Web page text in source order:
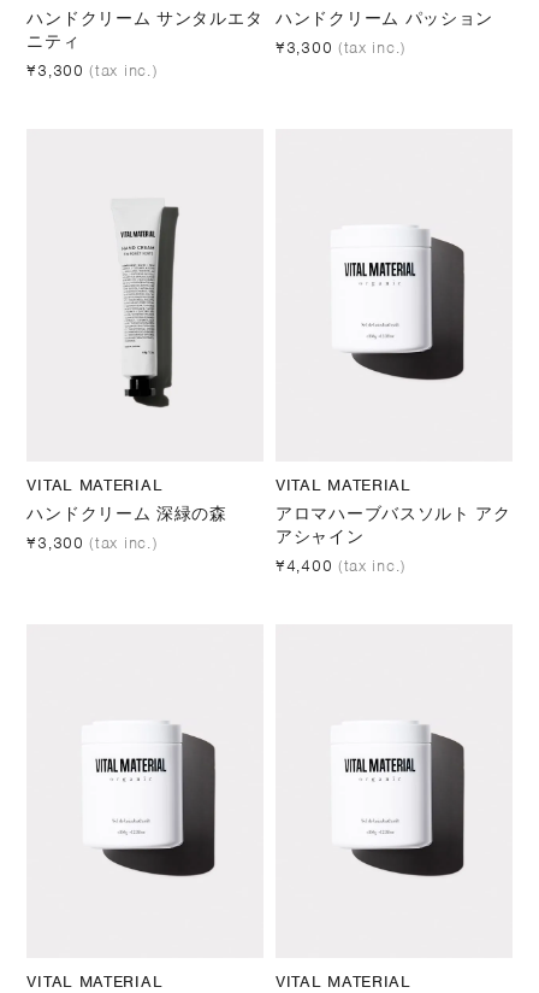
ハンドクリーム サンタルエタ
ニティ
¥3,300 (tax inc.)
ハンドクリーム パッション
¥3,300 (tax inc.)
VITAL MATERIAL
ハンドクリーム 深緑の森
¥3,300 (tax inc.)
VITAL MATERIAL
アロマハーブバスソルト アク
アシャイン
¥4,400 (tax inc.)
VITAL MATERIAL
VITAL MATERIAL